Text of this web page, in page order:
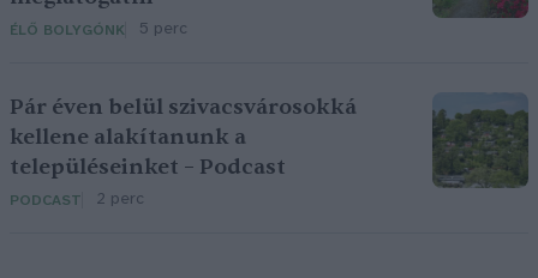
ÉLŐ BOLYGÓNK 5 perc
Pár éven belül szivacsvárosokká
kellene alakítanunk a
településeinket – Podcast
PODCAST 2 perc